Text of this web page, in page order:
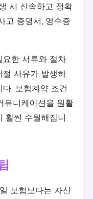
시 신속하고 정확
고 증명서, 영수증
요한 서류와 절차
사유가 발생하
. 보험계약 조건
뮤니케이션을 원활
훨씬 수월해집니
보험보다는 자신